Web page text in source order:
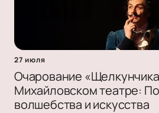
27 июля
Очарование
Михайловском театре:
волшебства и искусства